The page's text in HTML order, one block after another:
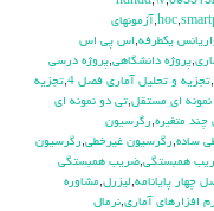
hoc,
,آزمونهای
یکطرفه,اس پی اس
,پروژه دانشگاهی,پروژه درسی
,تجزیه و تحلیل آماری فصل 4 ,تجزیه
ای مستقل,تی دو نمونه ای
متغیره,رگرسیون
ساده,رگرسیون غیرخطی,رگرسیون
همبستگی,ضریب همبستگی
چهار پایانامه,لیزرل,مشاوره
افزارهای آماری,نرمال